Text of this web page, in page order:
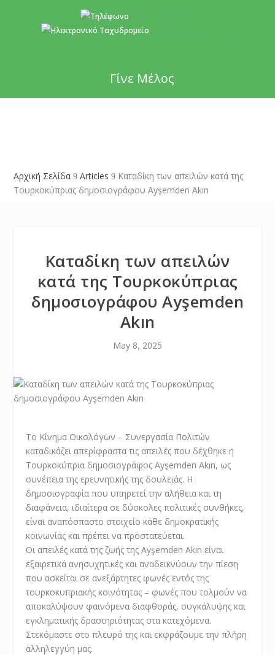
Γίνε Μέλος
Αρχική Σελίδα 9 Articles 9 Καταδίκη των απειλών κατά της
Τουρκοκύπριας δημοσιογράφου Ayşemden Akın
Καταδίκη των απειλών
κατά της Τουρκοκύπριας
δημοσιογράφου Ayşemden
Akın
May 8, 2025
Το Κίνημα Οικολόγων – Συνεργασία Πολιτών
καταδικάζει απερίφραστα τις απειλές που δέχθηκε η
Τουρκοκύπρια δημοσιογράφος Ayşemden Akın, ως
συνέπεια της ερευνητικής της δουλειάς. Η
δημοσιογραφία που υπηρετεί την αλήθεια και τη
διαφάνεια, ιδιαίτερα σε δύσκολες πολιτικές συνθήκες,
είναι αναπόσπαστο στοιχείο κάθε δημοκρατικής
κοινωνίας και πρέπει να προστατεύεται.
Οι απειλές κατά της ζωής της Ayşemden Akın είναι
εξαιρετικά ανησυχητικές και αναδεικνύουν την πίεση
που ασκείται σε ανεξάρτητες φωνές εντός της
τουρκοκυπριακής κοινότητας – φωνές που τολμούν να
αποκαλύψουν φαινόμενα διαφθοράς, συγκάλυψης και
εγκληματικής δραστηριότητας στα κατεχόμενα.
Στεκόμαστε στο πλευρό της και εκφράζουμε την πλήρη
αλληλεγγύη μας.